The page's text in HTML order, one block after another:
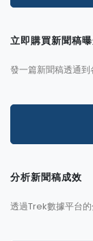
立即購買新聞稿
發一篇新聞稿透通到
分析新聞稿成效
透過Trek數據平台